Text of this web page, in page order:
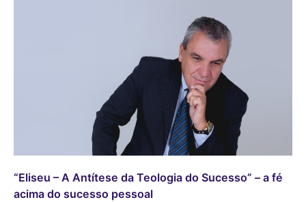
“Eliseu – A Antítese da Teologia do Sucesso” – a fé
acima do sucesso pessoal